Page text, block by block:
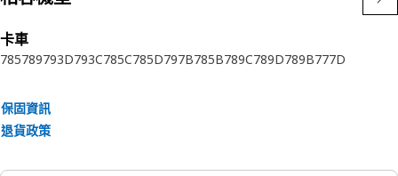
潔、更堅固的非金屬中心管製成，可實現最大清潔度並降低洩漏
可能性。
我們的濾清器專門設計用於搭配您的 Cat® 機器使用，可保護燃
油系統與利潤。
屬性：
卡車
785789793D793C785C785D797B785B789C789D789B777D
保固資訊
退貨政策